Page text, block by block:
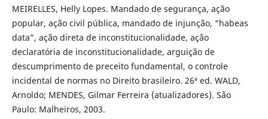
MEIRELLES, Helly Lopes. Mandado de segurança, ação
popular, ação civil pública, mandado de injunção, “habeas
data”, ação direta de inconstitucionalidade, ação
declaratória de inconstitucionalidade, arguição de
descumprimento de preceito fundamental, o controle
incidental de normas no Direito brasileiro. 26ª ed. WALD,
Arnoldo; MENDES, Gilmar Ferreira (atualizadores). São
Paulo: Malheiros, 2003.